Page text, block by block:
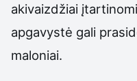
akivaizdžiai
apgavystė gali
maloniai.